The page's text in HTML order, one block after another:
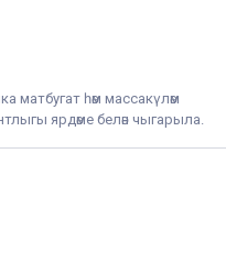
матбугат һәм массакүләм
ярдәме белән чыгарыла.